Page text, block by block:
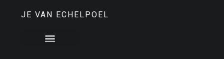
JE VAN ECHELPOEL